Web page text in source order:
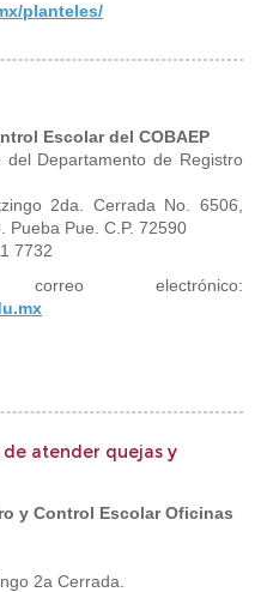
planteles/
Escolar del COBAEP
del Departamento de Registro
2da. Cerrada No. 6506,
Pueba Pue. C.P. 72590
7732
electrónico:
atender quejas y
y Control Escolar Oficinas
2a Cerrada.